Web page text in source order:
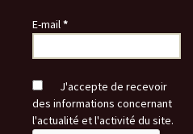
E-mail*
J'accepte de recevoir
des informations concernant
l'actualité et l'activité du site.